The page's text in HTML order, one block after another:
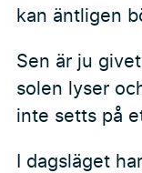
kan äntligen
Sen är ju
solen lyser
inte setts på
I dagsläget